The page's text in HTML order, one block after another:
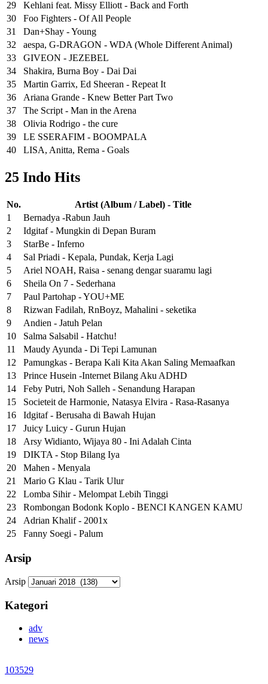
29
Kehlani feat. Missy Elliott - Back and Forth
30
Foo Fighters - Of All People
31
Dan+Shay - Young
32
aespa, G-DRAGON - WDA (Whole Different Animal)
33
GIVEON - JEZEBEL
34
Shakira, Burna Boy - Dai Dai
35
Martin Garrix, Ed Sheeran - Repeat It
36
Ariana Grande - Knew Better Part Two
37
The Script - Man in the Arena
38
Olivia Rodrigo - the cure
39
LE SSERAFIM - BOOMPALA
40
LISA, Anitta, Rema - Goals
25 Indo Hits
No.
Artist (Album / Label) - Title
1
Bernadya -Rabun Jauh
2
Idgitaf - Mungkin di Depan Buram
3
StarBe - Inferno
4
Sal Priadi - Kepala, Pundak, Kerja Lagi
5
Ariel NOAH, Raisa - senang dengar suaramu lagi
6
Sheila On 7 - Sederhana
7
Paul Partohap - YOU+ME
8
Rizwan Fadilah, RnBoyz, Mahalini - seketika
9
Andien - Jatuh Pelan
10
Salma Salsabil - Hatchu!
11
Maudy Ayunda - Di Tepi Lamunan
12
Pamungkas - Berapa Kali Kita Akan Saling Memaafkan
13
Prince Husein -Internet Bilang Aku ADHD
14
Feby Putri, Noh Salleh - Senandung Harapan
15
Societeit de Harmonie, Natasya Elvira - Rasa-Rasanya
16
Idgitaf - Berusaha di Bawah Hujan
17
Juicy Luicy - Gurun Hujan
18
Arsy Widianto, Wijaya 80 - Ini Adalah Cinta
19
DIKTA - Stop Bilang Iya
20
Mahen - Menyala
21
Mario G Klau - Tarik Ulur
22
Lomba Sihir - Melompat Lebih Tinggi
23
Rombongan Bodonk Koplo - BENCI KANGEN KAMU
24
Adrian Khalif - 2001x
25
Fanny Soegi - Palum
Arsip
Arsip
Kategori
adv
news
103529